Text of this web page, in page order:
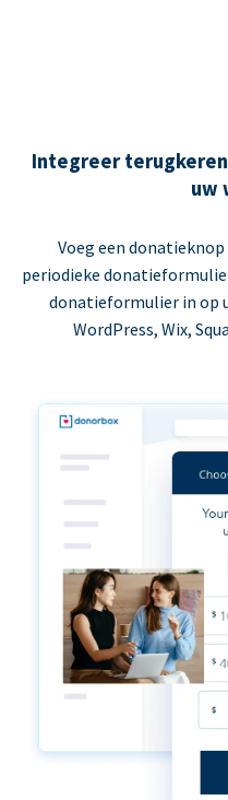
Integreer
uw
Voeg een
periodieke
donatieformulier in op
WordPress, Wix,